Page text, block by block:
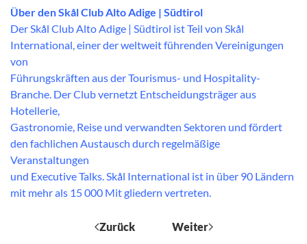
Über den Skål Club Alto Adige | Südtirol
Der Skål Club Alto Adige | Südtirol ist Teil von Skål
International, einer der weltweit führenden Vereinigungen
von
Führungskräften aus der Tourismus- und Hospitality-
Branche. Der Club vernetzt Entscheidungsträger aus
Hotellerie,
Gastronomie, Reise und verwandten Sektoren und fördert
den fachlichen Austausch durch regelmäßige
Veranstaltungen
und Executive Talks. Skål International ist in über 90 Ländern
mit mehr als 15 000 Mit gliedern vertreten.
Zurück Weiter